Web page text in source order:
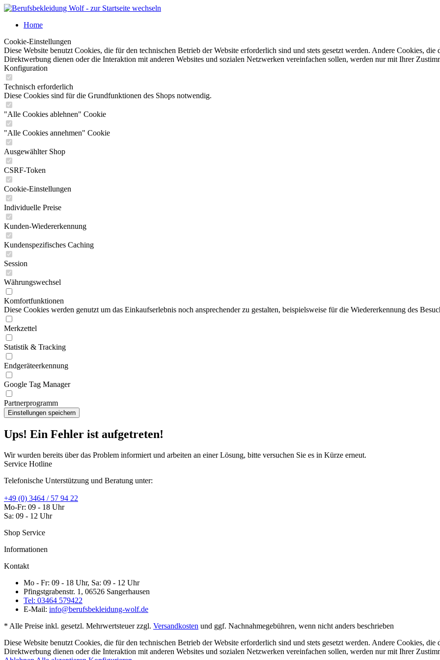
Home
Cookie-Einstellungen
Diese Website benutzt Cookies, die für den technischen Betrieb der Website erforderlich sind und stets gesetzt werden. Andere Cookies,
Direktwerbung dienen oder die Interaktion mit anderen Websites und sozialen Netzwerken vereinfachen sollen, werden nur mit Ihrer
Konfiguration
Technisch erforderlich
Diese Cookies sind für die Grundfunktionen des Shops notwendig.
"Alle Cookies ablehnen" Cookie
"Alle Cookies annehmen" Cookie
Ausgewählter Shop
CSRF-Token
Cookie-Einstellungen
Individuelle Preise
Kunden-Wiedererkennung
Kundenspezifisches Caching
Session
Währungswechsel
Komfortfunktionen
Diese Cookies werden genutzt um das Einkaufserlebnis noch ansprechender zu gestalten, beispielsweise für die Wiedererkennung des
Merkzettel
Statistik & Tracking
Endgeräteerkennung
Google Tag Manager
Partnerprogramm
Ups! Ein Fehler ist aufgetreten!
Wir wurden bereits über das Problem informiert und arbeiten an einer Lösung, bitte versuchen Sie es in Kürze erneut.
Service Hotline
Telefonische Unterstützung und Beratung unter:
+49 (0) 3464 / 57 94 22
Mo-Fr: 09 - 18 Uhr
Sa: 09 - 12 Uhr
Shop Service
Informationen
Kontakt
Mo - Fr: 09 - 18 Uhr, Sa: 09 - 12 Uhr
Pfingstgrabenstr. 1, 06526 Sangerhausen
Tel: 03464 579422
E-Mail: info@berufsbekleidung-wolf.de
* Alle Preise inkl. gesetzl. Mehrwertsteuer zzgl. Versandkosten und ggf. Nachnahmegebühren, wenn nicht anders beschrieben
Diese Website benutzt Cookies, die für den technischen Betrieb der Website erforderlich sind und stets gesetzt werden. Andere Cookies,
Direktwerbung dienen oder die Interaktion mit anderen Websites und sozialen Netzwerken vereinfachen sollen, werden nur mit Ihrer